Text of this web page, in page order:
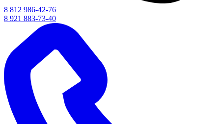
8 812 986-42-76
8 921 883-73-40